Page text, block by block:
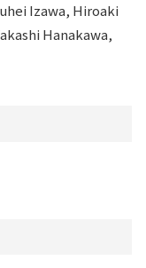
Izawa, Hiroaki
Hanakawa,